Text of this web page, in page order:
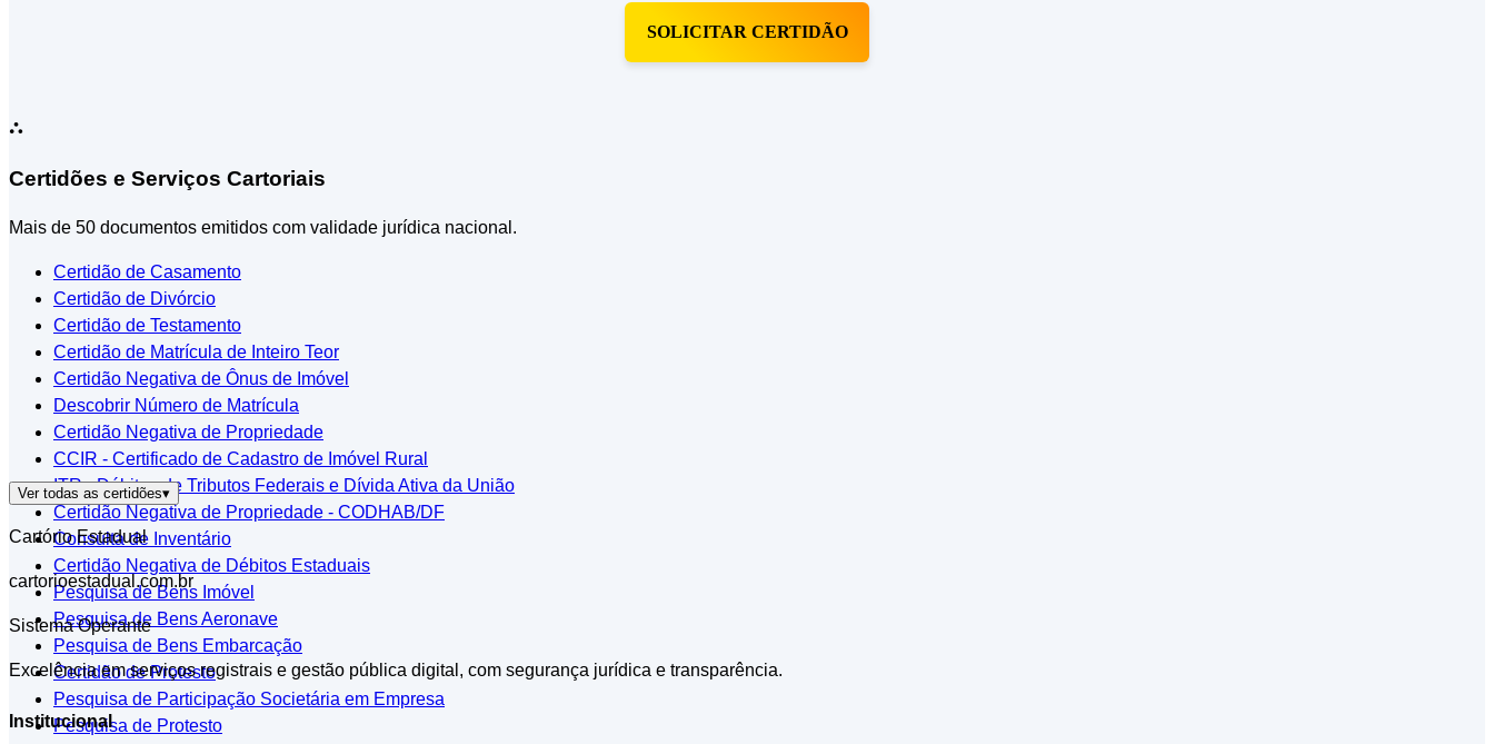
SOLICITAR CERTIDÃO
⛬
Certidões e Serviços Cartoriais
Mais de 50 documentos emitidos com validade jurídica nacional.
Certidão de Casamento
Certidão de Divórcio
Certidão de Testamento
Certidão de Matrícula de Inteiro Teor
Certidão Negativa de Ônus de Imóvel
Descobrir Número de Matrícula
Certidão Negativa de Propriedade
CCIR - Certificado de Cadastro de Imóvel Rural
ITR - Débitos de Tributos Federais e Dívida Ativa da União
Certidão Negativa de Propriedade - CODHAB/DF
Consulta de Inventário
Certidão Negativa de Débitos Estaduais
Pesquisa de Bens Imóvel
Pesquisa de Bens Aeronave
Pesquisa de Bens Embarcação
Certidão de Protesto
Pesquisa de Participação Societária em Empresa
Pesquisa de Protesto
Ver todas as certidões▾
Cartório Estadual
cartorioestadual.com.br
Sistema Operante
Excelência em serviços registrais e gestão pública digital, com segurança jurídica e transparência.
Institucional